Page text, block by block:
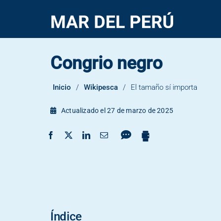
Mero Murique
Congrio negro
Inicio / Wikipesca / El tamaño sí importa
Actualizado el 27 de marzo de 2025
Índice